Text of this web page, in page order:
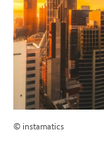
© instamatics